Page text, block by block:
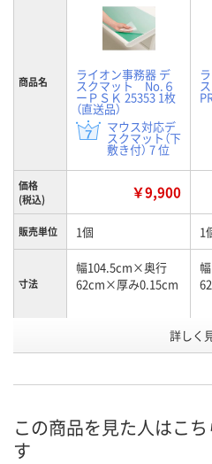
商品名 ライオン事務器 デ
スクマット No.６
ーＰＳＫ 25353 1枚
（直送品）
マウス対応デ
スクマット（下
敷き付） 7 位
価格
(税込)
￥9,900
販売単位 1個 1
寸法
幅104.5cm×奥行
62cm×厚み0.15cm
プ
グリーンマット/再
生塩ビ（光沢）
お申込番
在庫 直送品
詳しく
この商品を見た人はこ
す